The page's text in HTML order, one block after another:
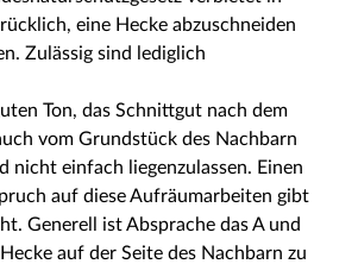
eine Hecke abzuschneiden
Zulässig sind lediglich
Ton, das Schnittgut nach dem
vom Grundstück des Nachbarn
nicht einfach liegenzulassen. Einen
auf diese Aufräumarbeiten gibt
Generell ist Absprache das A und
auf der Seite des Nachbarn zu